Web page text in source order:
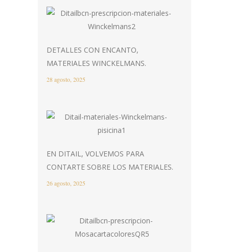
DETALLES CON ENCANTO,
MATERIALES WINCKELMANS.
28 agosto, 2025
EN DITAIL, VOLVEMOS PARA
CONTARTE SOBRE LOS MATERIALES.
26 agosto, 2025